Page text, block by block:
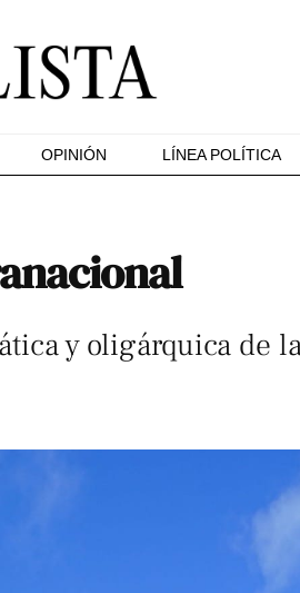
OPINIÓN LÍNEA POLÍTICA
y oligárquica de